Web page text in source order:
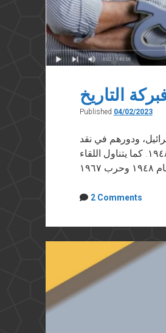
التاريخ
Published 04/02/2023
ودورهم في نقد
الأساطير المؤسسة لدولة إسرائيل خاصة تلك الأساطير المتعلقة بحرب ١٩٤٨. كما يتناول اللقاء
2 Comments